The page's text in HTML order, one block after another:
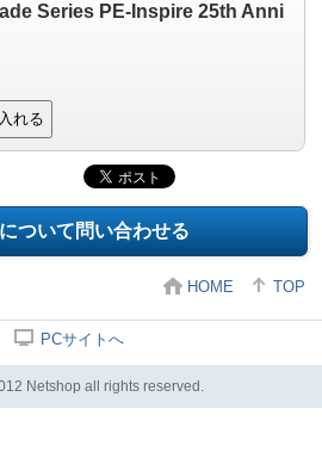
Series PE-Inspire 25th Anni
れる
ついて問い合わせる
HOME TOP
PCサイトへ
Netshop all rights reserved.